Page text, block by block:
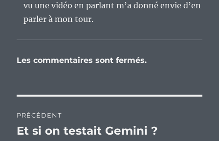
vu une vidéo en parlant m’a donné envie d’en
parler à mon tour.
Les commentaires sont fermés.
de
PRÉCÉDENT
Publication
Et si on testait Gemini ?